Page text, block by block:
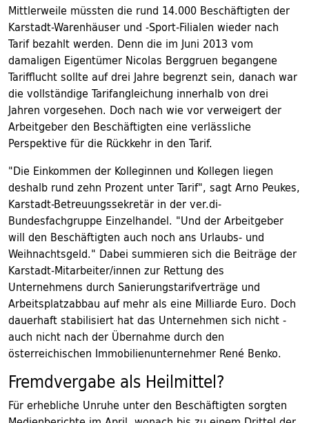
Mittlerweile müssten die rund 14.000 Beschäftigten der
Karstadt-Warenhäuser und -Sport-Filialen wieder nach
Tarif bezahlt werden. Denn die im Juni 2013 vom
damaligen Eigentümer Nicolas Berggruen begangene
Tarifflucht sollte auf drei Jahre begrenzt sein, danach war
die vollständige Tarifangleichung innerhalb von drei
Jahren vorgesehen. Doch nach wie vor verweigert der
Arbeitgeber den Beschäftigten eine verlässliche
Perspektive für die Rückkehr in den Tarif.
"Die Einkommen der Kolleginnen und Kollegen liegen
deshalb rund zehn Prozent unter Tarif", sagt Arno Peukes,
Karstadt-Betreuungssekretär in der ver.di-
Bundesfachgruppe Einzelhandel. "Und der Arbeitgeber
will den Beschäftigten auch noch ans Urlaubs- und
Weihnachtsgeld." Dabei summieren sich die Beiträge der
Karstadt-Mitarbeiter/innen zur Rettung des
Unternehmens durch Sanierungstarifverträge und
Arbeitsplatzabbau auf mehr als eine Milliarde Euro. Doch
dauerhaft stabilisiert hat das Unternehmen sich nicht -
auch nicht nach der Übernahme durch den
österreichischen Immobilienunternehmer René Benko.
Fremdvergabe als Heilmittel?
Für erhebliche Unruhe unter den Beschäftigten sorgten